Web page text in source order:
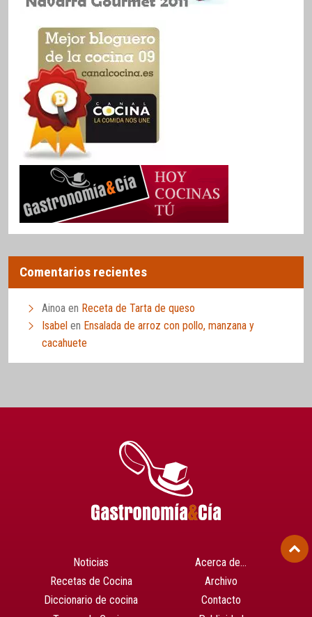
Comentarios recientes
Ainoa en Receta de Tarta de queso
Isabel en Ensalada de arroz con pollo, manzana y
cacahuete
Noticias
Recetas de Cocina
Diccionario de cocina
Acerca de…
Archivo
Contacto